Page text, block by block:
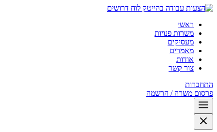
לוח דרושים
ראשי
משרות פנויות
מעסיקים
מאמרים
אודות
צור קשר
התחברות
פרסום משרה / הרשמה